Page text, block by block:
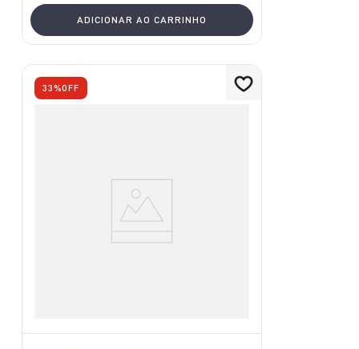
ADICIONAR AO CARRINHO
33%OFF